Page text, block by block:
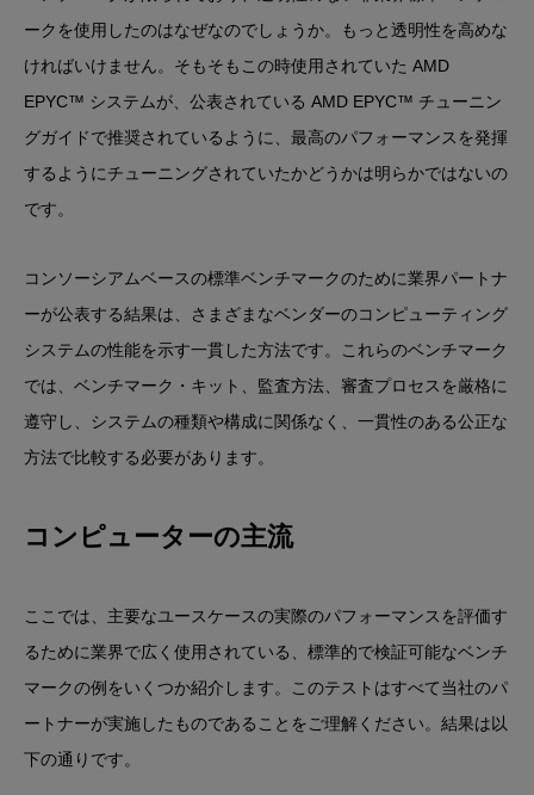
ークを使用したのはなぜなのでしょうか。もっと透明性を高めな
ければいけません。そもそもこの時使用されていた AMD
EPYC™ システムが、公表されている AMD EPYC™ チューニン
グガイドで推奨されているように、最高のパフォーマンスを発揮
するようにチューニングされていたかどうかは明らかではないの
です。
コンソーシアムベースの標準ベンチマークのために業界パートナ
ーが公表する結果は、さまざまなベンダーのコンピューティング
システムの性能を示す一貫した方法です。これらのベンチマーク
では、ベンチマーク・キット、監査方法、審査プロセスを厳格に
遵守し、システムの種類や構成に関係なく、一貫性のある公正な
方法で比較する必要があります。
コンピューターの主流
ここでは、主要なユースケースの実際のパフォーマンスを評価す
るために業界で広く使用されている、標準的で検証可能なベンチ
マークの例をいくつか紹介します。このテストはすべて当社のパ
ートナーが実施したものであることをご理解ください。結果は以
下の通りです。